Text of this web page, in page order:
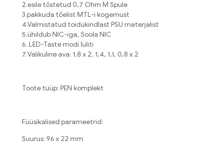
2.esile tõstetud 0,7 Ohm M Spule
3.pakkuda tõelist MTL-i kogemust
4.Valmistatud toidukindlast PSU materjalist
5.ühildub NIC-iga, Soola NIC
6. LED-Taste modi lüliti
7. Valikuline ava: 1,8 x 2, 1,4, 1,1, 0,8 x 2
Toote tüüp: PEN komplekt
Füüsikalised parameetrid:
Suurus: 96 x 22 mm